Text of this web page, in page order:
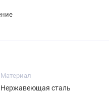
Материал
Нержавеющая сталь